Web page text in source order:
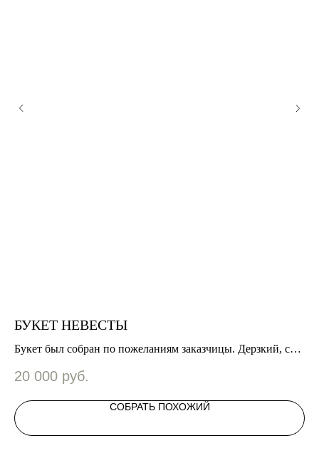
БУКЕТ НЕВЕСТЫ
Букет был собран по пожеланиям заказчицы. Дерзкий, со
оттенках.
20 000 руб.
СОБРАТЬ ПОХОЖИЙ